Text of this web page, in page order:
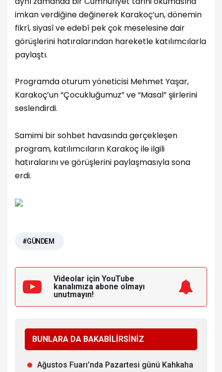
imkan verdiğine değinerek Karakoç’un, dönemin
fikrî, siyasî ve edebî pek çok meselesine dair
görüşlerini hatıralarından hareketle katılımcılarla
paylaştı.
Programda oturum yöneticisi Mehmet Yaşar,
Karakoç’un “Çocukluğumuz” ve “Masal” şiirlerini
seslendirdi.
Samimi bir sohbet havasında gerçekleşen
program, katılımcıların Karakoç ile ilgili
hatıralarını ve görüşlerini paylaşmasıyla sona
erdi.
#GÜNDEM
Videolar için YouTube
kanalımıza abone olmayı
unutmayın!
BUNLARA DA BAKABİLİRSİNİZ
Ağustos Fuarı’nda Pazartesi günü Kahkaha